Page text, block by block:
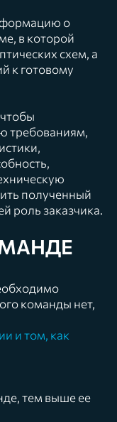
о
в которой
схем, а
к готовому
требованиям,
полученный
роль заказчика.
команды нет,
и том, как
тем выше ее